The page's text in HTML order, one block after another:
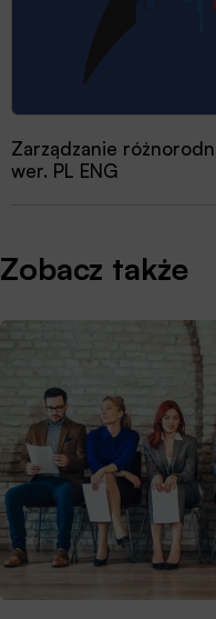
Zarządzanie
wer. PL ENG
Zobacz także